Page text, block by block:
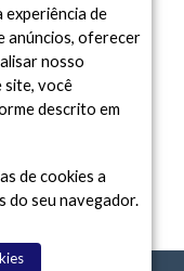
experiência de
anúncios, oferecer
nosso
site, você
descrito em
de cookies a
do seu navegador.